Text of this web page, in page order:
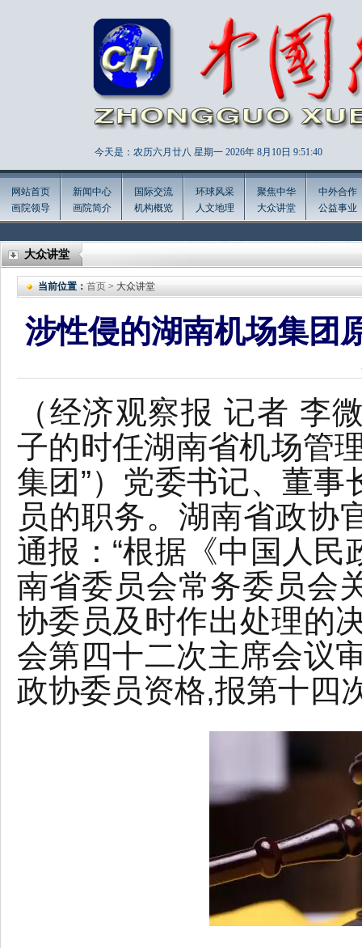
今天是：农历六月廿八 星期一 2026年 8月10日 9:51:42
网站首页
画院领导
新闻中心
画院简介
国际交流
机构概览
环球风采
人文地理
聚焦中华
大众讲堂
中外合作
公益事业
大众讲堂
当前位置： 首页 > 大众讲堂
涉性侵的湖南机场集团
（经济观察报 记者 李
子的时任湖南省机场管
集团”）党委书记、董
员的职务。湖南省政协
通报：“根据《中国人
南省委员会常务委员会
协委员及时作出处理的
会第四十二次主席会议
政协委员资格,报第十四